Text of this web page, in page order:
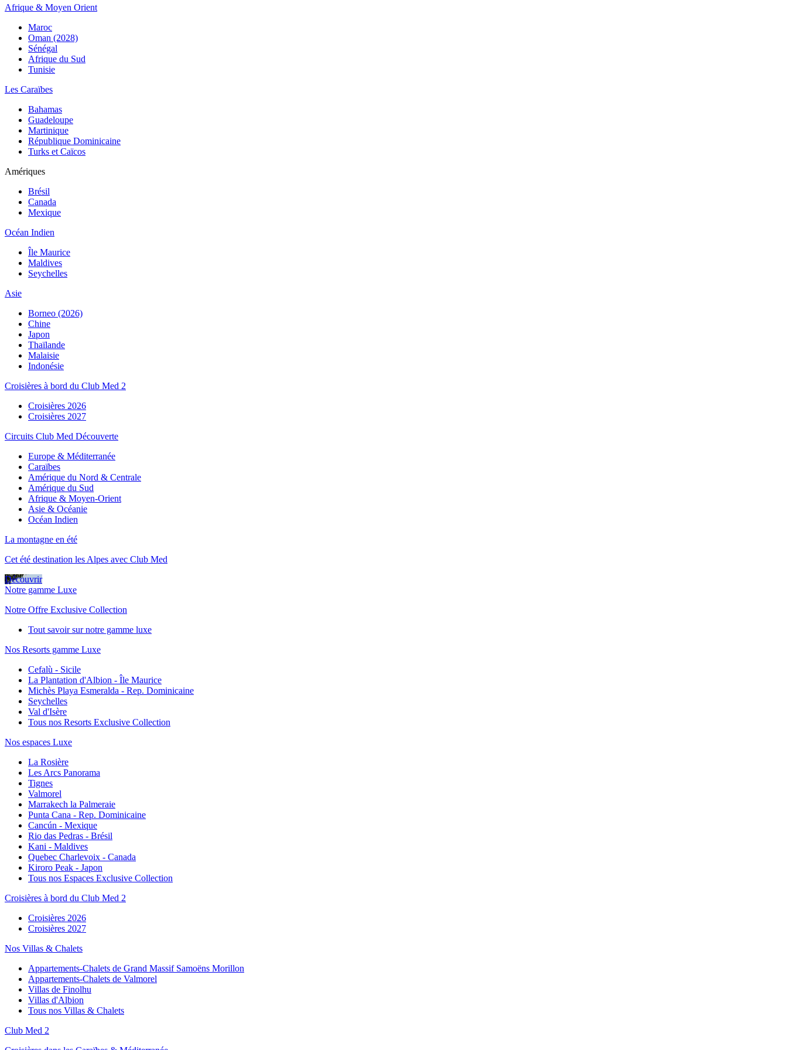
Afrique & Moyen Orient
Maroc
Oman (2028)
Sénégal
Afrique du Sud
Tunisie
Les Caraïbes
Bahamas
Guadeloupe
Martinique
République Dominicaine
Turks et Caïcos
Amériques
Brésil
Canada
Mexique
Océan Indien
Île Maurice
Maldives
Seychelles
Asie
Borneo (2026)
Chine
Japon
Thaïlande
Malaisie
Indonésie
Croisières à bord du Club Med 2
Croisières 2026
Croisières 2027
Circuits Club Med Découverte
Europe & Méditerranée
Caraïbes
Amérique du Nord & Centrale
Amérique du Sud
Afrique & Moyen-Orient
Asie & Océanie
Océan Indien
La montagne en été
Cet été destination les Alpes avec Club Med
Découvrir
Notre gamme Luxe
Notre Offre Exclusive Collection
Tout savoir sur notre gamme luxe
Nos Resorts gamme Luxe
Cefalù - Sicile
La Plantation d'Albion - Île Maurice
Michès Playa Esmeralda - Rep. Dominicaine
Seychelles
Val d'Isère
Tous nos Resorts Exclusive Collection
Nos espaces Luxe
La Rosière
Les Arcs Panorama
Tignes
Valmorel
Marrakech la Palmeraie
Punta Cana - Rep. Dominicaine
Cancún - Mexique
Rio das Pedras - Brésil
Kani - Maldives
Quebec Charlevoix - Canada
Kiroro Peak - Japon
Tous nos Espaces Exclusive Collection
Croisières à bord du Club Med 2
Croisières 2026
Croisières 2027
Nos Villas & Chalets
Appartements-Chalets de Grand Massif Samoëns Morillon
Appartements-Chalets de Valmorel
Villas de Finolhu
Villas d'Albion
Tous nos Villas & Chalets
Club Med 2